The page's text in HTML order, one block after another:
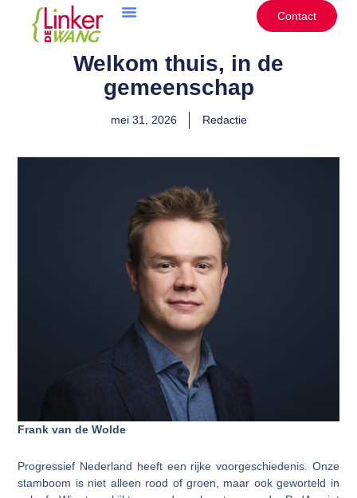
Contact
Welkom thuis, in de
gemeenschap
mei 31, 2026 Redactie
Frank van de Wolde
Progressief Nederland heeft een rijke voorgeschiedenis. Onze
stamboom is niet alleen rood of groen, maar ook geworteld in